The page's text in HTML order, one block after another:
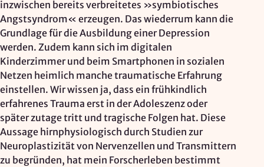
inzwischen bereits verbreitetes »symbiotisches
Angstsyndrom« erzeugen. Das wiederrum kann die
Grundlage für die Ausbildung einer Depression
werden. Zudem kann sich im digitalen
Kinderzimmer und beim Smartphonen in sozialen
Netzen heimlich manche traumatische Erfahrung
einstellen. Wir wissen ja, dass ein frühkindlich
erfahrenes Trauma erst in der Adoleszenz oder
später zutage tritt und tragische Folgen hat. Diese
Aussage hirnphysiologisch durch Studien zur
Neuroplastizität von Nervenzellen und Transmittern
zu begründen, hat mein Forscherleben bestimmt